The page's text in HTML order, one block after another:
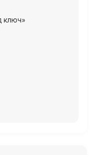
ключ»